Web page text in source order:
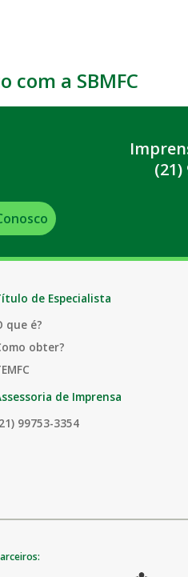
com a SBMFC
(21)
de Especialista
que é?
obter?
de Imprensa
99753-3354